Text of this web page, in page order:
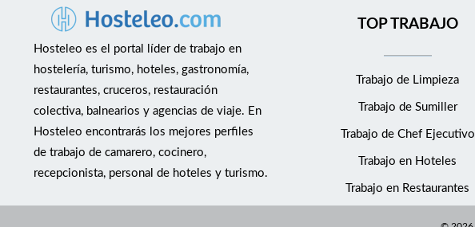
Hosteleo es el portal líder de trabajo en
hostelería, turismo, hoteles, gastronomía,
restaurantes, cruceros, restauración
colectiva, balnearios y agencias de viaje. En
Hosteleo encontrarás los mejores perfiles
de trabajo de camarero, cocinero,
recepcionista, personal de hoteles y turismo.
TOP TRABAJO
Trabajo de Limpieza
Trabajo de Sumiller
Trabajo de Chef Ejecutivo
Trabajo en Hoteles
Trabajo en Restaurantes